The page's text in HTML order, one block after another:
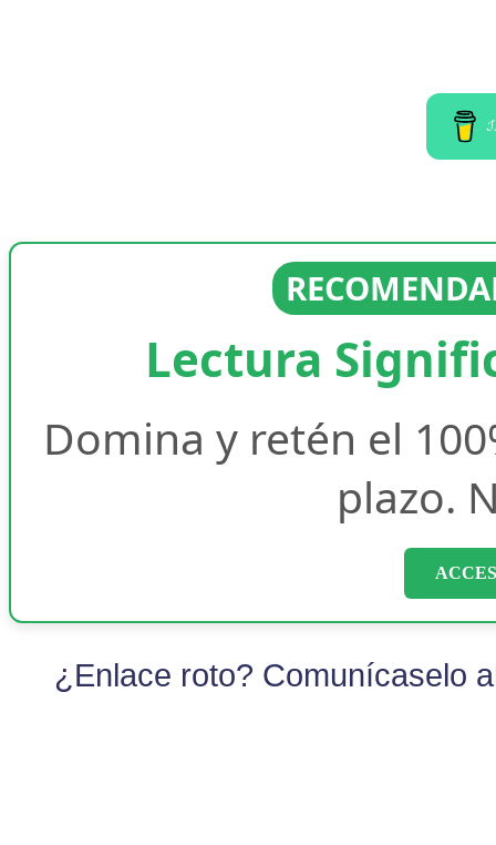
Lectura
Domina y retén el
plazo.
¿Enlace roto? Comunícaselo